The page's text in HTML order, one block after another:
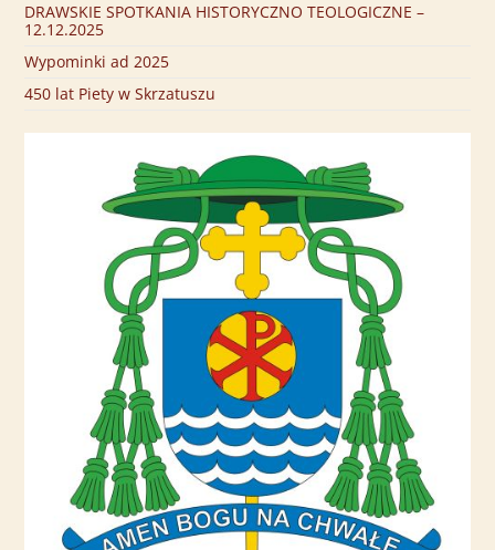
DRAWSKIE SPOTKANIA HISTORYCZNO TEOLOGICZNE –
12.12.2025
Wypominki ad 2025
450 lat Piety w Skrzatuszu